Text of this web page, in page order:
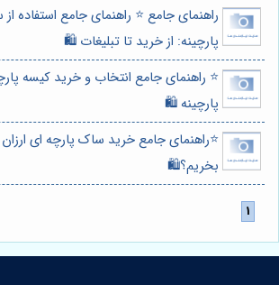
راهنمای جامع ⭐️ راهنمای جامع استفاده
پارچینه: از خرید تا تبلیغات 🛍️
⭐️ راهنمای جامع انتخاب و خرید کیسه
پارچینه 🛍️
⭐️راهنمای جامع خرید ساک پارچه ای
بخریم؟🛍️